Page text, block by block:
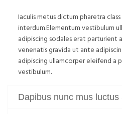
Iaculis metus dictum pharetra
interdum.Elementum vestibulum
adipiscing sodales erat
venenatis gravida ut ante
adipiscing ullamcorper eleifend a
vestibulum.
Dapibus nunc mus luctus